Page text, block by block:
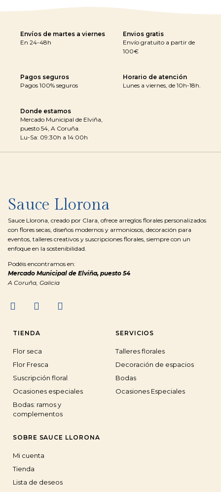
Envíos de martes a viernes
En 24-48h
Envios gratis
Envío gratuito a partir de
100€
Pagos seguros
Pagos 100% seguros
Horario de atención
Lunes a viernes, de 10h-18h.
Donde estamos
Mercado Municipal de Elviña,
puesto 54, A Coruña.
Lu-Sa: 09:30h a 14:00h
Sauce Llorona
Sauce Llorona, creado por Clara, ofrece arreglos florales personalizados
con flores secas, diseños modernos y armoniosos, decoración para
eventos, talleres creativos y suscripciones florales, siempre con un
enfoque en la sostenibilidad.
Podéis encontramos en:
Mercado Municipal de Elviña, puesto 54
A Coruña, Galicia
TIENDA
Flor seca
Flor Fresca
Suscripción floral
Ocasiones especiales
Bodas: ramos y
complementos
SERVICIOS
Talleres florales
Decoración de espacios
Bodas
Ocasiones Especiales
SOBRE SAUCE LLORONA
Mi cuenta
Tienda
Lista de deseos